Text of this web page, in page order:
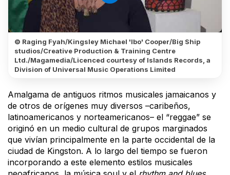
© Raging Fyah/Kingsley Michael 'Ibo' Cooper/Big Ship
studios/Creative Production & Training Centre
Ltd./Magamedia/Licenced courtesy of Islands Records, a
Division of Universal Music Operations Limited
Amalgama de antiguos ritmos musicales jamaicanos y
de otros de orígenes muy diversos –caribeños,
latinoamericanos y norteamericanos– el “reggae” se
originó en un medio cultural de grupos marginados
que vivían principalmente en la parte occidental de la
ciudad de Kingston. A lo largo del tiempo se fueron
incorporando a este elemento estilos musicales